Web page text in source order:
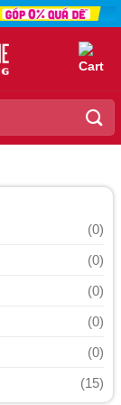
(0)
(0)
(0)
(0)
(0)
(15)